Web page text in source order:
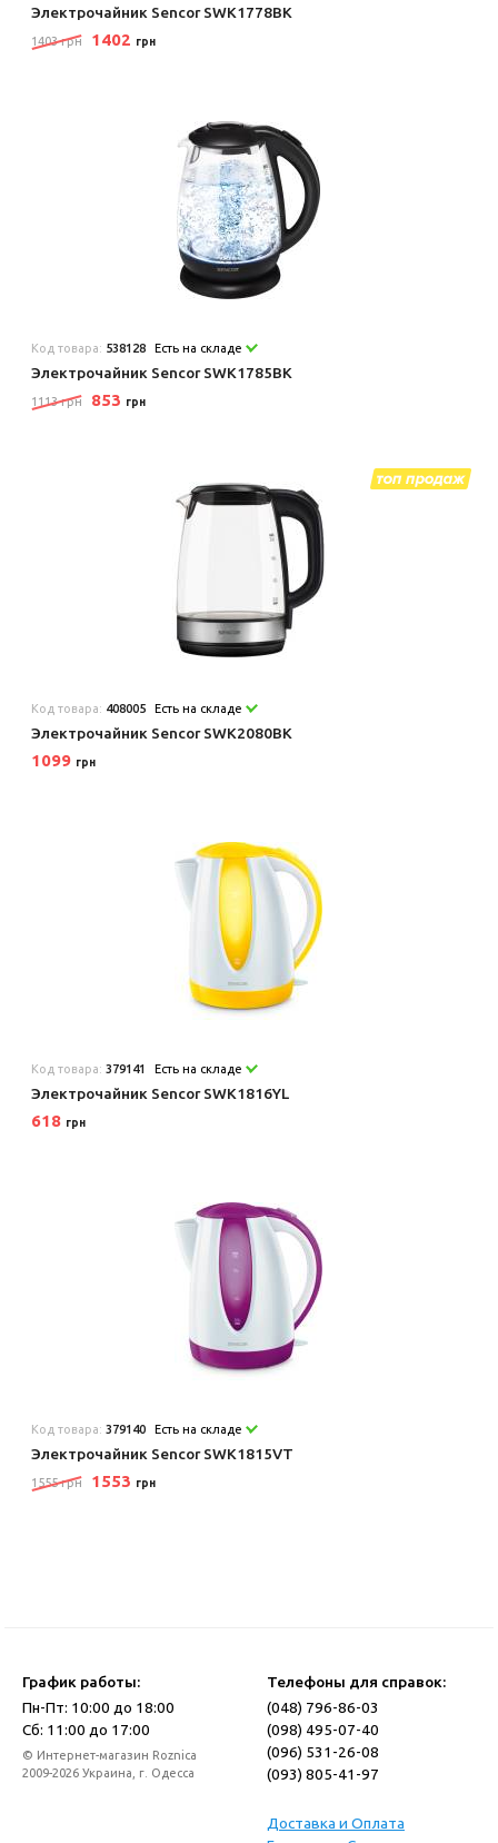
Электрочайник Sencor SWK1778BK
1403 грн 1402 грн
Код товара: 538128 Есть на складе
Электрочайник Sencor SWK1785BK
1113 грн 853 грн
Код товара: 408005 Есть на складе
Электрочайник Sencor SWK2080BK
1099 грн
Код товара:379141 Есть на складе
Электрочайник Sencor SWK1816YL
618 грн
Код товара:379140 Есть на складе
Электрочайник Sencor SWK1815VT
1555 грн 1553 грн
График работы:
Пн-Пт: 10:00 до 18:00
Сб: 11:00 до 17:00
© Интернет-магазин Roznica
2009-2026 Украина, г. Одесса
Телефоны для справок:
(048) 796-86-03
(098) 495-07-40
(096) 531-26-08
(093) 805-41-97
Доставка и Оплата